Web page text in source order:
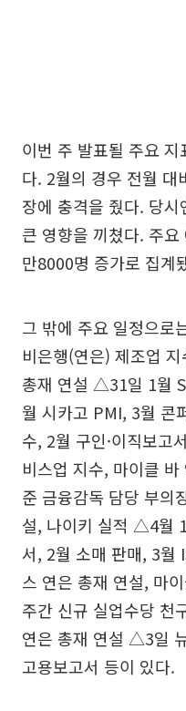
이번 주 발표될 주요
다. 2월의 경우 전월 대
장에 충격을 줬다. 당
큰 영향을 끼쳤다. 주
만8000명 증가로 집계
그 밖에 주요 일정으
비은행(연은) 제조업
총재 연설 △31일 1월
월 시카고 PMI, 3월 콘
수, 2월 구인·이직보고
비스업 지수, 마이클
준 금융감독 담당 부의
설, 나이키 실적 △4월
서, 2월 소매 판매, 3월
스 연은 총재 연설, 마
주간 신규 실업수당 천
연은 총재 연설 △3일
고용보고서 등이 있다.